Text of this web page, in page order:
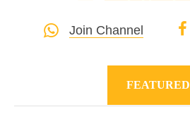
Join Channel
FEATURED